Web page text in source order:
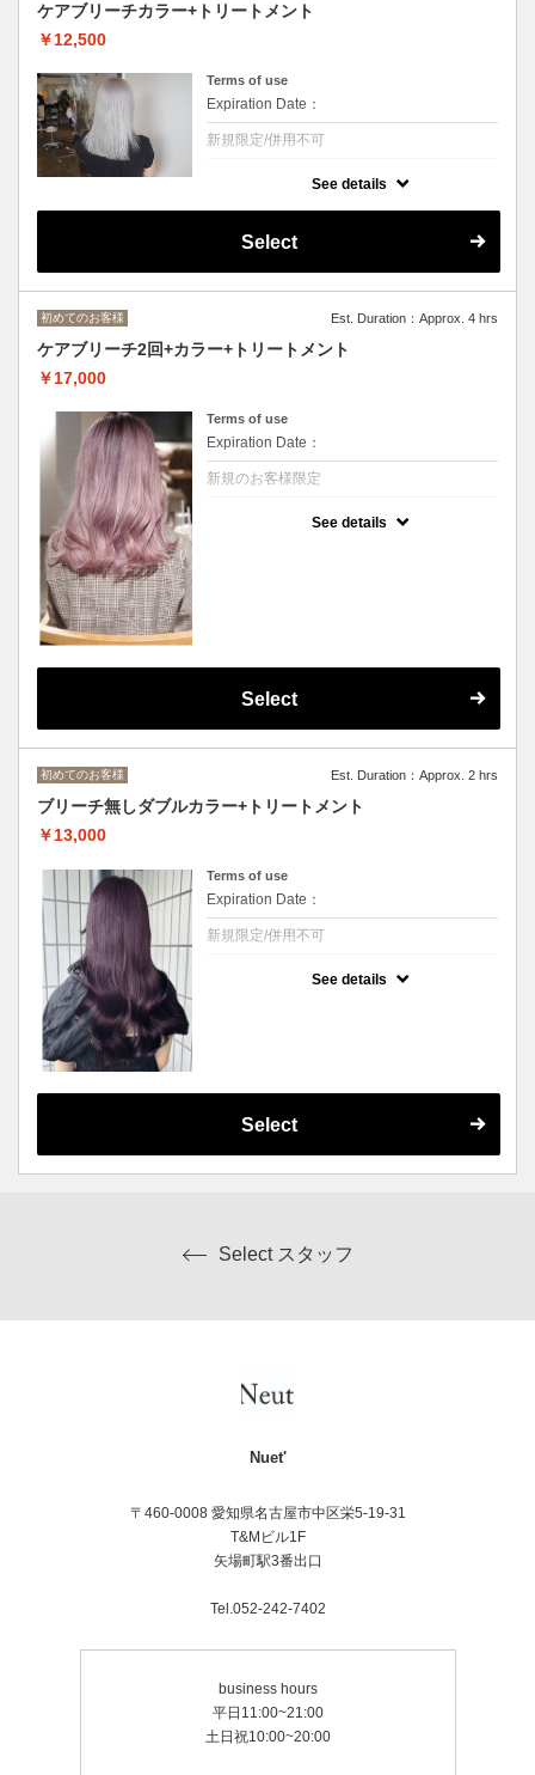
ケアブリーチカラー+トリートメント
￥12,500
Terms of use
Expiration Date：
新規限定/併用不可
ダメージレスなケアブリーチカラーで艶のあ
る仕上がりに◆
ロング料金あり[M+￥3300,L+￥4400 デザイ
See details
Select
初めてのお客様 Est. Duration：Approx. 4 hrs
ケアブリーチ2回+カラー+トリートメント
￥17,000
Terms of use
Expiration Date：
新規のお客様限定
See details
Select
初めてのお客様 Est. Duration：Approx. 2 hrs
ブリーチ無しダブルカラー+トリートメント
￥13,000
Terms of use
Expiration Date：
新規限定/併用不可
See details
Select
Select スタッフ
Nuet'
〒460-0008 愛知県名古屋市中区栄5-19-31
T&Mビル1F
矢場町駅3番出口
Tel.052-242-7402
business hours
平日11:00~21:00
土日祝10:00~20:00